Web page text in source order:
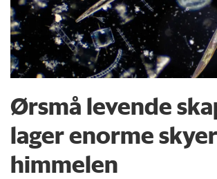
Ørsmå levende
lager enorme
himmelen